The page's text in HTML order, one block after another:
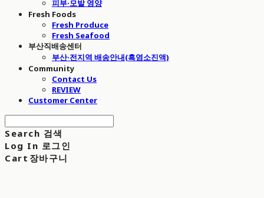
피부·모발 영양
Fresh Foods
Fresh Produce
Fresh Seafood
부산직배송센터
부산·전지역 배송안내(흑염소진액)
Community
Contact Us
REVIEW
Customer Center
Search 검색
Log In 로그인
Cart 장바구니